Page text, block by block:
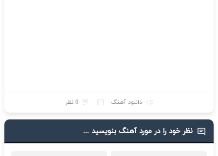
دانلود آهنگ 0 نظر
نظر خود را در مورد آهنگ بنویسید ...